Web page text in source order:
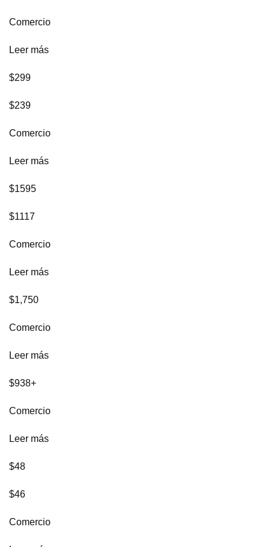
Comercio
Leer más
$299
$239
Comercio
Leer más
$1595
$1117
Comercio
Leer más
$1,750
Comercio
Leer más
$938+
Comercio
Leer más
$48
$46
Comercio